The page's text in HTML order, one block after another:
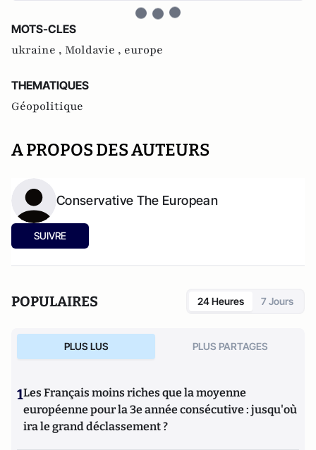
MOTS-CLES
ukraine , Moldavie , europe
THEMATIQUES
Géopolitique
A PROPOS DES AUTEURS
Conservative The European
SUIVRE
POPULAIRES 24 Heures 7 Jours
PLUS LUS PLUS PARTAGES
1Les Français moins riches que la moyenne
européenne pour la 3e année consécutive : jusqu'où
ira le grand déclassement ?